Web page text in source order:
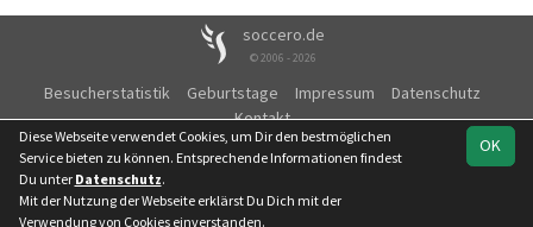
Team Kreisliga WB
soccero.de
© 2006 - 2026
Besucherstatistik Geburtstage Impressum
Datenschutz
Kontakt
OK
Diese Webseite verwendet Cookies, um Dir den bestmöglichen
Service bieten zu können. Entsprechende Informationen findest
Du unter Datenschutz.
Mit der Nutzung der Webseite erklärst Du Dich mit der
Verwendung von Cookies einverstanden.